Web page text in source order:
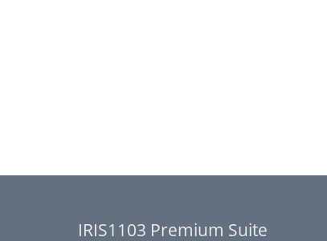
IRIS1103 Premium Suite